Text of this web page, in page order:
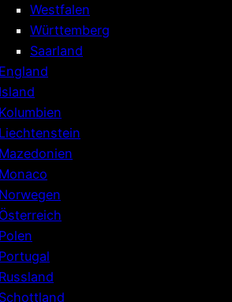
Westfalen
Württemberg
Saarland
England
Island
Kolumbien
Liechtenstein
Mazedonien
Monaco
Norwegen
Österreich
Polen
Portugal
Russland
Schottland